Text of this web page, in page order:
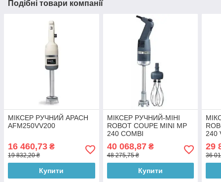
Подібні товари компанії
МІКСЕР РУЧНИЙ APACH
AFM250VV200
16 460,73 ₴
19 832,20 ₴
Купити
МІКСЕР РУЧНИЙ-МІНІ
ROBOT COUPE MINI MP
240 COMBI
40 068,87₴
48 275,75 ₴
Купити
240
29
36